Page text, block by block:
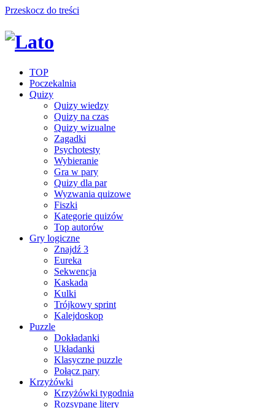
Przeskocz do treści
TOP
Poczekalnia
Quizy
Quizy wiedzy
Quizy na czas
Quizy wizualne
Zagadki
Psychotesty
Wybieranie
Gra w pary
Quizy dla par
Wyzwania quizowe
Fiszki
Kategorie quizów
Top autorów
Gry logiczne
Znajdź 3
Eureka
Sekwencja
Kaskada
Kulki
Trójkowy sprint
Kalejdoskop
Puzzle
Dokładanki
Układanki
Klasyczne puzzle
Połącz pary
Krzyżówki
Krzyżówki tygodnia
Rozsypane litery